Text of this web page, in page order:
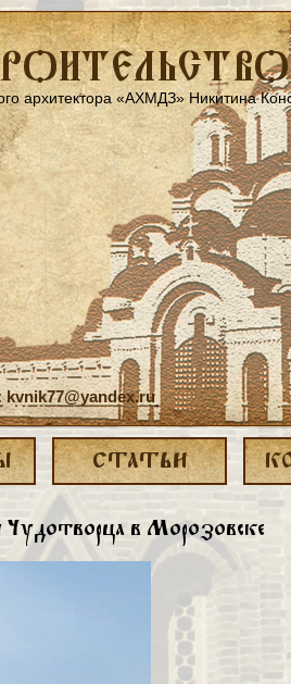
архитектора «АХМДЗ» Никитина
kvnik77@yandex.ru
СТАТЬИ
в Морозовске